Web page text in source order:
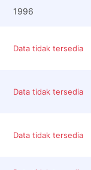
1996
Data tidak tersedia
Data tidak tersedia
Data tidak tersedia